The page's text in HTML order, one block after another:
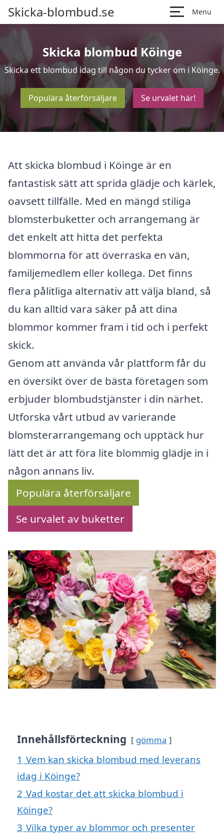
Skicka-blombud.se Menu
Skicka blombud Köinge
Skicka ett blombud idag till någon du tycker om i Köinge.
Populära återförsäljare Se urvalet här!
Att skicka blombud i Köinge är en
fantastisk sätt att sprida glädje och kärlek,
oavsett tillfälle. Med en mängd stiliga
blomsterbuketter och arrangemang är
det enkelt att hitta det perfekta
blommorna för att överraska en vän,
familjemedlem eller kollega. Det finns
flera pålitliga alternativ att välja bland, så
du kan alltid vara säker på att dina
blommor kommer fram i tid och i perfekt
skick.
Genom att använda vår plattform får du
en översikt över de bästa företagen som
erbjuder blombudstjänster i din närhet.
Utforska vårt utbud av varierande
blomsterarrangemang och upptäck hur
lätt det är att föra lite blommig glädje in i
någon annans liv.
Populära återförsäljare
Se urvalet av buketter
Innehållsförteckning gömma
1 Vem kan skicka blombud med leverans
idag i Köinge?
2 Vad kostar det att skicka blombud i
Köinge?
3 Vilka typer av blommor och presenter